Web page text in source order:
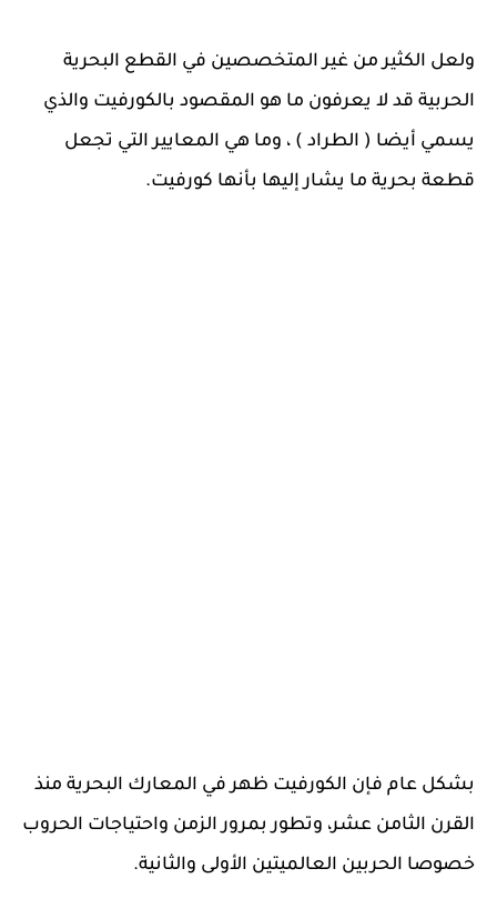
ولعل الكثير من غير المتخصصين في القطع البحرية
الحربية قد لا يعرفون ما هو المقصود بالكورفيت والذي
يسمي أيضا ( الطراد ) ، وما هي المعايير التي تجعل
قطعة بحرية ما يشار إليها بأنها كورفيت.
بشكل عام فإن الكورفيت ظهر في المعارك البحرية منذ
القرن الثامن عشر، وتطور بمرور الزمن واحتياجات الحروب
خصوصا الحربين العالميتين الأولى والثانية.